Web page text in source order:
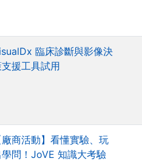
臨床診斷與影像決
援工具試用
廠商活動】看懂實驗、玩
學問！JoVE 知識大考驗